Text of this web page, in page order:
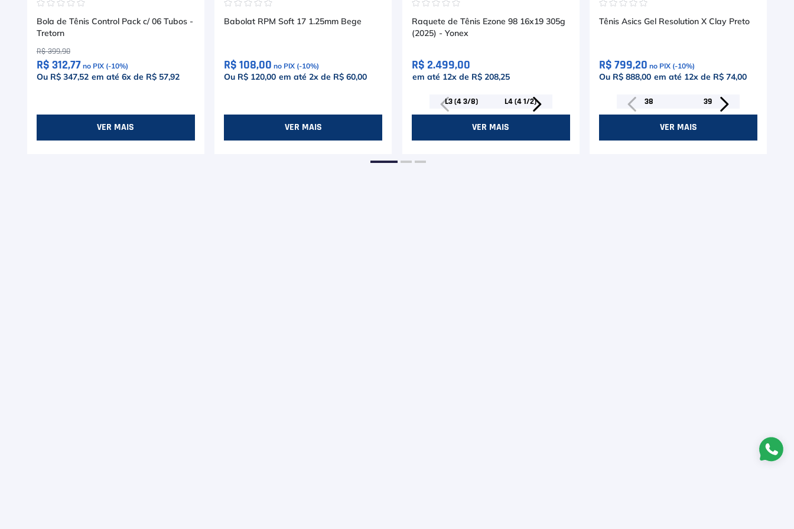
☆☆☆☆☆
Bola de Tênis Control Pack c/ 06 Tubos -
Tretorn
R$ 399,90
R$ 312,77 no PIX (-10%)
Ou R$ 347,52 em até 6x de R$ 57,92
VER MAIS
☆☆☆☆☆
Babolat RPM Soft 17 1.25mm Bege
R$ 108,00 no PIX (-10%)
Ou R$ 120,00 em até2x de R$ 60,00
VER MAIS
☆☆☆☆☆
Raquete de Tênis Ezone 98 16x19 305g
(2025) - Yonex
R$ 2.499,00
em até 12x de R$ 208,25
L3 (4 3/8) L4 (4 1/2)
VER MAIS
☆☆☆☆☆
Tênis Asics Gel Resolution X Clay Preto
R$ 799,20 no PIX (-10%)
Ou R$ 888,00 em até 12x de R$ 74,00
38 39
VER MAIS